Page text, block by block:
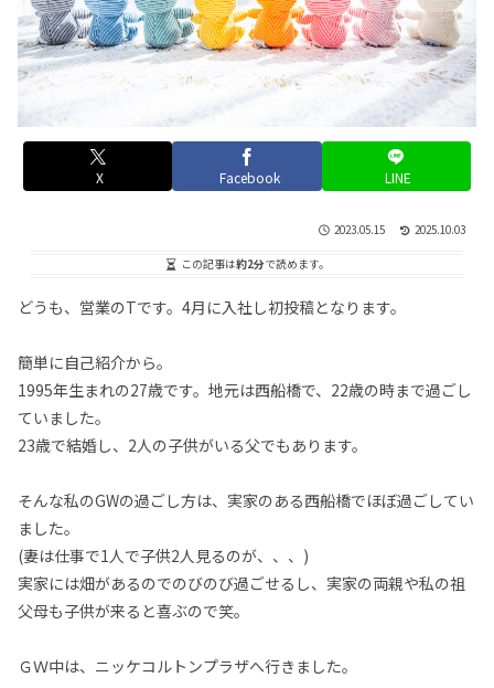
X Facebook LINE
2023.05.15 2025.10.03
この記事は約2分で読めます。
どうも、営業のTです。4月に入社し初投稿となります。
簡単に自己紹介から。
1995年生まれの27歳です。地元は西船橋で、22歳の時まで過ごし
ていました。
23歳で結婚し、2人の子供がいる父でもあります。
そんな私のGWの過ごし方は、実家のある西船橋でほぼ過ごしてい
ました。
(妻は仕事で1人で子供2人見るのが、、、)
実家には畑があるのでのびのび過ごせるし、実家の両親や私の祖
父母も子供が来ると喜ぶので笑。
ＧＷ中は、ニッケコルトンプラザへ行きました。